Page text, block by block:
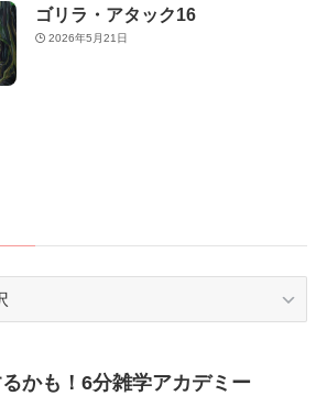
ゴリラ・アタック16
2026年5月21日
かも！6分雑学アカデミー